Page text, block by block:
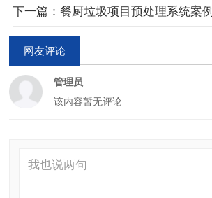
下一篇：餐厨垃圾项目预处理系统案例
网友评论
管理员
该内容暂无评论